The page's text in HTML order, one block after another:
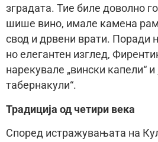
зградата. Тие биле доволно
шише вино, имале камена
свод и дрвени врати. Поради
но елегантен изглед,
нарекувале „вински капели“ и
табернакули“.
Традиција од четири века
Според истражувањата на